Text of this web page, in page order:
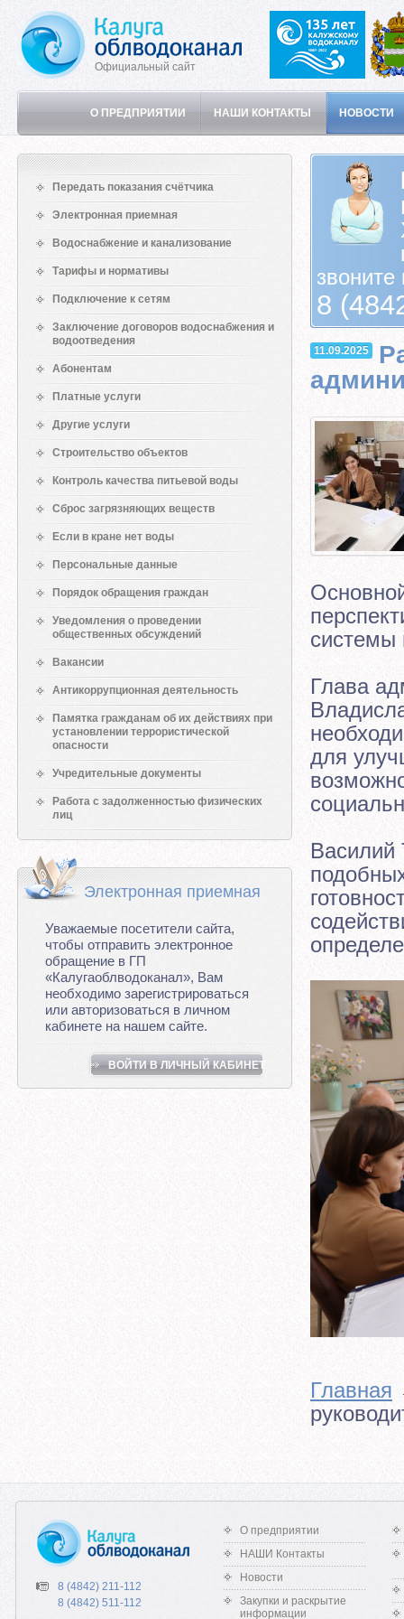
Официальный сайт
О ПРЕДПРИЯТИИ НАШИ КОНТАКТЫ НОВОСТИ
Передать показания счётчика
Электронная приемная
Водоснабжение и канализование
Тарифы и нормативы
Подключение к сетям
Заключение договоров водоснабжения и
водоотведения
Абонентам
Платные услуги
Другие услуги
Строительство объектов
Контроль качества питьевой воды
Сброс загрязняющих веществ
Если в кране нет воды
Персональные данные
Порядок обращения граждан
Уведомления о проведении
общественных обсуждений
Вакансии
Антикоррупционная деятельность
Памятка гражданам об их действиях при
установлении террористической
опасности
Учредительные документы
Работа с задолженностью физических
лиц
Электронная приемная
Уважаемые посетители сайта,
чтобы отправить электронное
обращение в ГП
«Калугаоблводоканал», Вам
необходимо зарегистрироваться
или авторизоваться в личном
кабинете на нашем сайте.
ВОЙТИ В ЛИЧНЫЙ КАБИНЕТ
звоните
8
11.09.2025
системы
Глава
для
Василий
Главная
8 (4842) 211-112
8 (4842) 511-112
О предприятии
НАШИ Контакты
Новости
Закупки и раскрытие
информации